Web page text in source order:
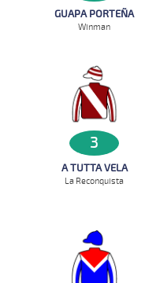
GUAPA PORTEÑA
Winman
3
A TUTTA VELA
La Reconquista